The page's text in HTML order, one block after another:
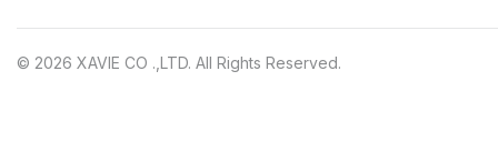
© 2026 XAVIE CO .,LTD. All Rights Reserved.